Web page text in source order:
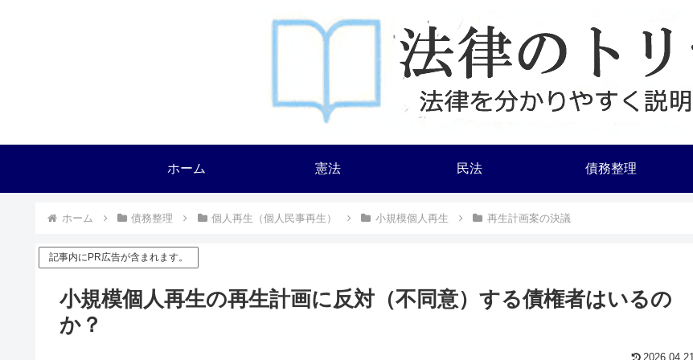
ホーム 憲法 民法 債務整理
ホーム 債務整理 個人再生（個人民事再生） 小規模個人再生 再生計画案の決議
記事内にPR広告が含まれます。
小規模個人再生の再生計画に反対（不同意）する債権者はいるの
か？
2026.04.21